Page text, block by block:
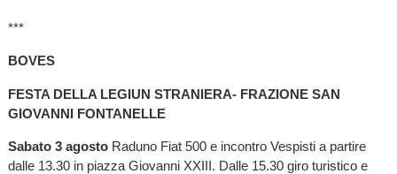
***
BOVES
FESTA DELLA LEGIUN STRANIERA- FRAZIONE SAN
GIOVANNI FONTANELLE
Sabato 3 agosto Raduno Fiat 500 e incontro Vespisti a partire
dalle 13.30 in piazza Giovanni XXIII. Dalle 15.30 giro turistico e